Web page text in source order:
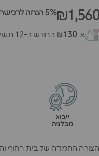
₪1,5605% הנחה לרכישה הראשונה,
או₪130 בחודש ב-12 תשלומים, ללא ריבית
הצורה החמודה של בית החוף